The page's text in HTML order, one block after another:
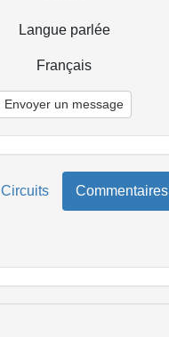
Langue parlée
Français
Envoyer un message
Circuits Commentaires